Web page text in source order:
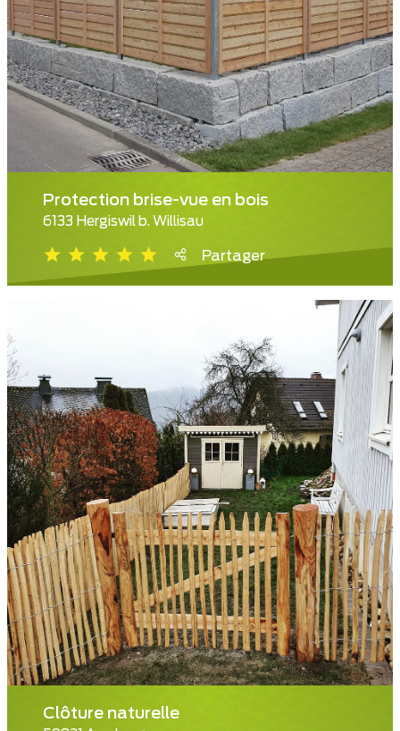
Protection brise-vue en bois
6133 Hergiswil b. Willisau
Partager
Clôture naturelle